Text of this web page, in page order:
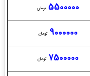
5500000 تومان
9000000 تومان
7500000 تومان